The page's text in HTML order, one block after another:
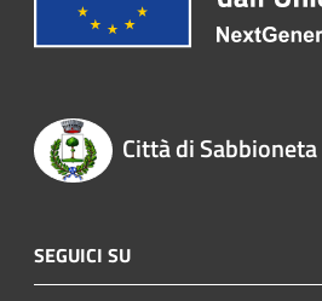
Città di Sabbioneta
SEGUICI SU